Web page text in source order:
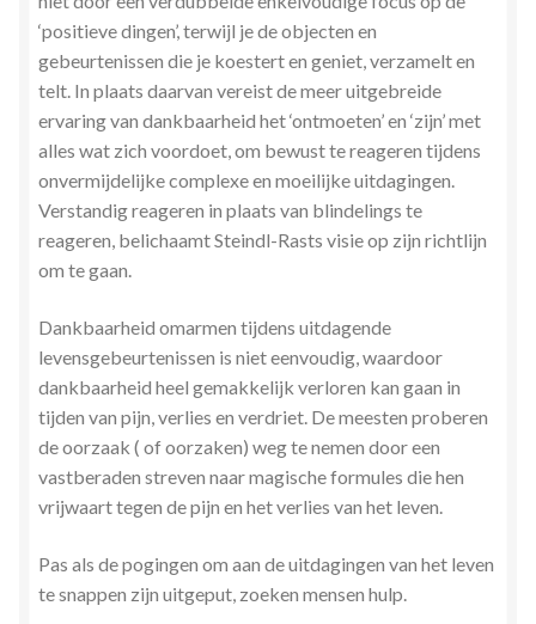
‘positieve dingen’, terwijl je de objecten en
gebeurtenissen die je koestert en geniet, verzamelt en
telt. In plaats daarvan vereist de meer uitgebreide
ervaring van dankbaarheid het ‘ontmoeten’ en ‘zijn’ met
alles wat zich voordoet, om bewust te reageren tijdens
onvermijdelijke complexe en moeilijke uitdagingen.
Verstandig reageren in plaats van blindelings te
reageren, belichaamt Steindl-Rasts visie op zijn richtlijn
om te gaan.
Dankbaarheid omarmen tijdens uitdagende
levensgebeurtenissen is niet eenvoudig, waardoor
dankbaarheid heel gemakkelijk verloren kan gaan in
tijden van pijn, verlies en verdriet. De meesten proberen
de oorzaak ( of oorzaken) weg te nemen door een
vastberaden streven naar magische formules die hen
vrijwaart tegen de pijn en het verlies van het leven.
Pas als de pogingen om aan de uitdagingen van het leven
te snappen zijn uitgeput, zoeken mensen hulp.